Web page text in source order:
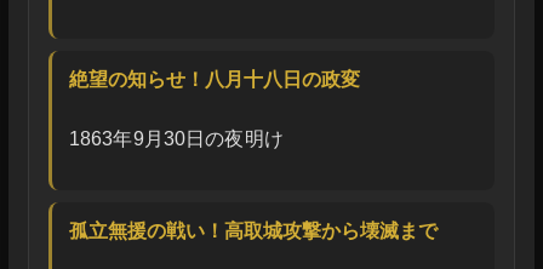
絶望の知らせ！八月十八日の政変
1863年9月30日の夜明け
孤立無援の戦い！高取城攻撃から壊滅まで